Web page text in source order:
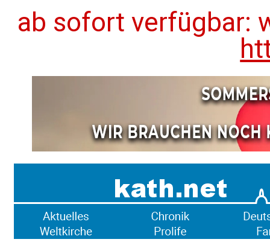
ab sofort verfügbar: